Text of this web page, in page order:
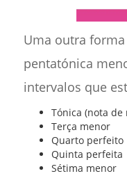
Uma outra
pentatónica
intervalos que
Tónica (nota de
Terça menor
Quarto perfeito
Quinta perfeita
Sétima menor